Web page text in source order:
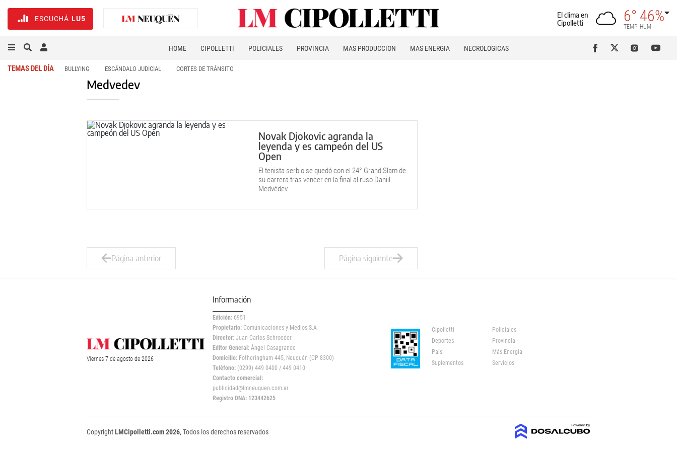
ESCUCHÁ LU5
El clima en
Cipolletti
6°
TEMP
46%
HUM
HOME CIPOLLETTI POLICIALES PROVINCIA MÁS PRODUCCIÓN MÁS ENERGÍA NECROLÓGICAS
TEMAS DEL DÍA BULLYING ESCÁNDALO JUDICIAL CORTES DE TRÁNSITO
Medvedev
Novak Djokovic agranda la
leyenda y es campeón del US
Open
El tenista serbio se quedó con el 24° Grand Slam de
su carrera tras vencer en la final al ruso Daniil
Medvédev.
Página anterior Página siguiente
Viernes 7 de agosto de 2026
Información
Edición: 6951
Propietario: Comunicaciones y Medios S.A
Director: Juan Carlos Schroeder
Editor General: Ángel Casagrande
Domicilio: Fotheringham 445, Neuquén (CP 8300)
Teléfono: (0299) 449 0400 / 449 0410
Contacto comercial:
publicidad@lmneuquen.com.ar
Registro DNA: 123442625
Cipolletti
Policiales
Deportes
Provincia
País
Más Energía
Suplementos
Servicios
CopyrightLMCipolletti.com 2026, Todos los derechos reservados